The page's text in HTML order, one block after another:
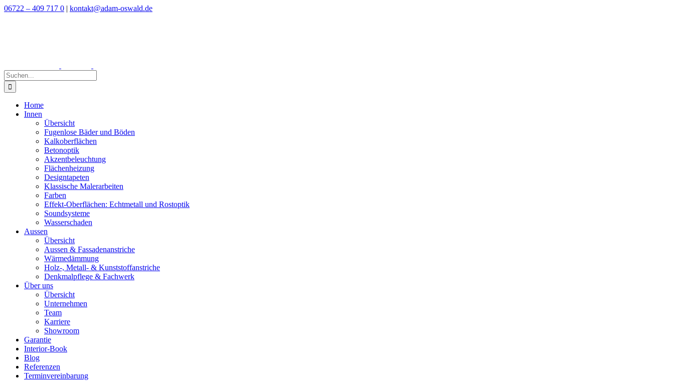
Zum
06722 – 409 717 0 | kontakt@adam-oswald.de
Suche
nach:
Home
Innen
Übersicht
Fugenlose Bäder und Böden
Kalkoberflächen
Betonoptik
Akzentbeleuchtung
Flächenheizung
Designtapeten
Klassische Malerarbeiten
Farben
Effekt-Oberflächen: Echtmetall und Rostoptik
Soundsysteme
Wasserschaden
Aussen
Übersicht
Aussen & Fassadenanstriche
Wärmedämmung
Holz-, Metall- & Kunststoffanstriche
Denkmalpflege & Fachwerk
Über uns
Übersicht
Unternehmen
Team
Karriere
Showroom
Garantie
Interior-Book
Blog
Referenzen
Terminvereinbarung